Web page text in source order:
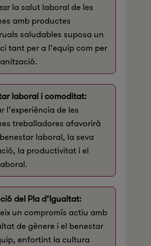
la salut laboral de les
amb productes
saludables suposa un
tant per a l’equip com per
laboral i comoditat:
l’experiència de les
treballadores afavorirà
laboral, la seva
la productivitat i el
del Pla d’Igualtat:
un compromís actiu amb
de gènere i el benestar
enfortint la cultura